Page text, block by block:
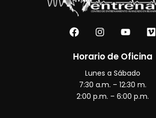
F
a
e
o
k
I
n
t
g
r
a
Y
o
t
b
e
V
i
e
Horario de Oficina
Lunes a Sábado
7:30 a.m. – 12:30 m.
2:00 p.m. – 6:00 p.m.